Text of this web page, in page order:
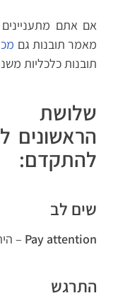
אם אתם מתעניינים
מאמר תובנות גם
תובנות כלכליות
שלושת
הראשונים
להתקדם:
שים לב
Pay attention
–
התרגש